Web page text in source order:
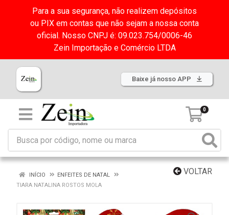
Para a sua segurança, não realizem depósitos
ou PIX em contas que não sejam a nossa conta
oficial. Nosso CNPJ é: 09.023.754/0006-46
Zein Importação e Comércio LTDA
Baixe já nosso APP
0
VOLTAR
INÍCIO
ENFEITES DE NATAL
TIARA NATALINA ROSTOS MOLA